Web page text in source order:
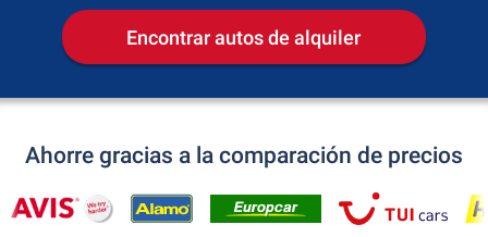
Encontrar autos de alquiler
Ahorre gracias a la comparación de precios